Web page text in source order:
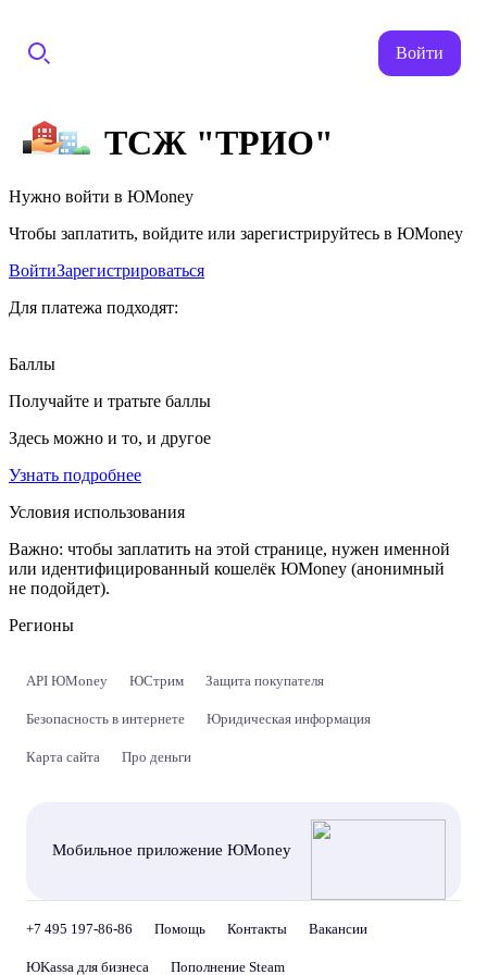
Войти
ТСЖ "ТРИО"
Нужно войти в ЮMoney
Чтобы заплатить, войдите или зарегистрируйтесь в ЮMoney
ВойтиЗарегистрироваться
Для платежа подходят:
Баллы
Получайте и тратьте баллы
Здесь можно и то, и другое
Узнать подробнее
Условия использования
Важно: чтобы заплатить на этой странице, нужен именной
или идентифицированный кошелёк ЮMoney (анонимный
не подойдет).
Регионы
API ЮMoney ЮСтрим Защита покупателя
Безопасность в интернете Юридическая информация
Карта сайта Про деньги
Мобильное приложение ЮMoney
+7 495 197-86-86 Помощь Контакты Вакансии
ЮKassa для бизнеса Пополнение Steam